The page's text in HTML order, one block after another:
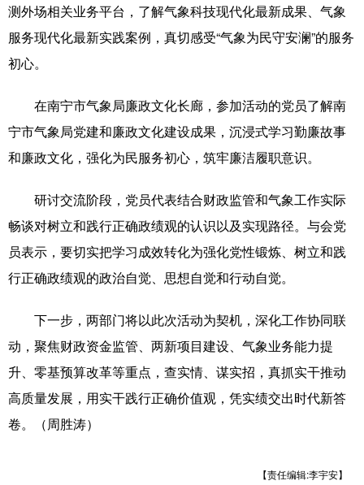
亚太网 上市公司 文化产业
辽宁 吉林 上海 江苏
山东 河南 湖北 湖南
广东 广西 海南 重庆
陕西 甘肃 青海 宁夏
多语种频道
测外场相关业务平台，了解气象科技现代化最新成果、气象
服务现代化最新实践案例，真切感受“气象为民守安澜”的服务
初心。
在南宁市气象局廉政文化长廊，参加活动的党员了解南
宁市气象局党建和廉政文化建设成果，沉浸式学习勤廉故事
和廉政文化，强化为民服务初心，筑牢廉洁履职意识。
研讨交流阶段，党员代表结合财政监管和气象工作实际
畅谈对树立和践行正确政绩观的认识以及实现路径。与会党
员表示，要切实把学习成效转化为强化党性锻炼、树立和践
行正确政绩观的政治自觉、思想自觉和行动自觉。
下一步，两部门将以此次活动为契机，深化工作协同联
动，聚焦财政资金监管、两新项目建设、气象业务能力提
升、零基预算改革等重点，查实情、谋实招，真抓实干推动
高质量发展，用实干践行正确价值观，凭实绩交出时代新答
卷。（周胜涛）
【责任编辑:李宇安】